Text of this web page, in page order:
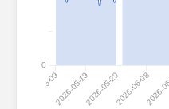
Statistike napada: Uređaji
Skup podataka
2026-05-092026-05-192026-05-292026-06-08
0